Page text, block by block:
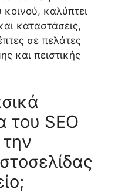
κοινού, καλύπτει
καταστάσεις,
σε πελάτες
και πειστικής
του SEO